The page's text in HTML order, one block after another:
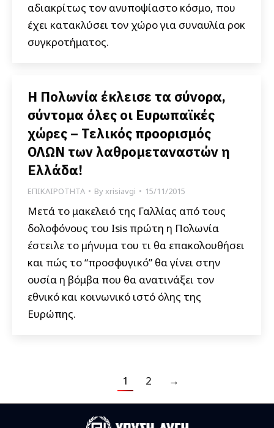
αδιακρίτως τον ανυποψίαστο κόσμο, που
έχει κατακλύσει τον χώρο για συναυλία ροκ
συγκροτήματος.
Η Πολωνία έκλεισε τα σύνορα,
σύντομα όλες οι Ευρωπαϊκές
χώρες – Τελικός προορισμός
ΟΛΩΝ των λαθρομεταναστών η
Ελλάδα!
ΕΠΙΚΑΙΡΟΤΗΤΑ Byxrisiavgi 15/11/2015
Μετά το μακελειό της Γαλλίας από τους
δολοφόνους του Isis πρώτη η Πολωνία
έστειλε το μήνυμα του τι θα επακολουθήσει
και πώς το “προσφυγικό” θα γίνει στην
ουσία η βόμβα που θα ανατινάξει τον
εθνικό και κοινωνικό ιστό όλης της
Ευρώπης.
1 2 →